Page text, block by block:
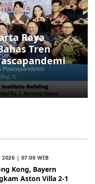
Raya
Tren
| 07:00 WIB
Kong, Bayern
Aston Villa 2-1